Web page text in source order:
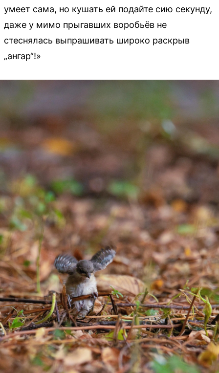
умеет сама, но кушать ей подайте сию секунду,
даже у мимо прыгавших воробьёв не
стеснялась выпрашивать широко раскрыв
„ангар“!»